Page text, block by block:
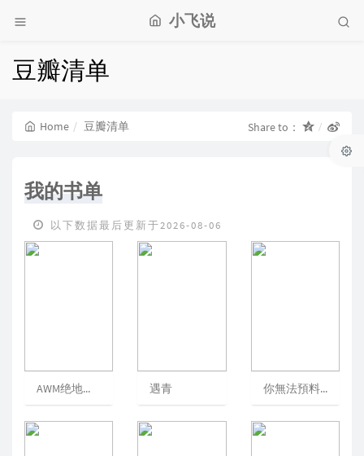
小飞说
豆瓣清单
Home 豆瓣清单 Share to：
我的书单
以下数据最后更新于2026-08-06
AWM绝地求生下册:下册 遇青 你無法預料的分手，我都能給你送上1